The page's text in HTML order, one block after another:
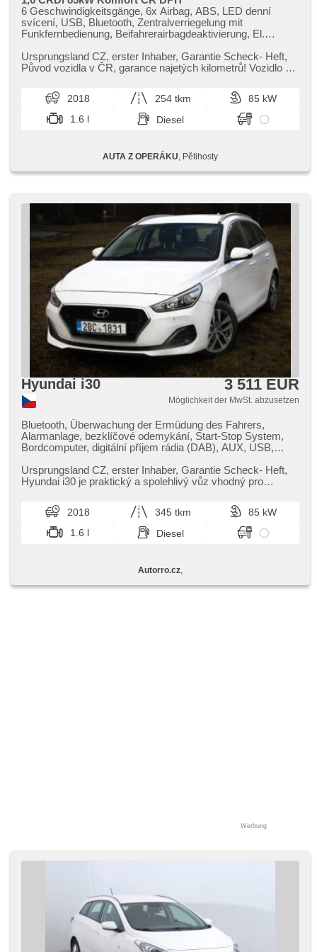
6 Geschwindigkeitsgänge, 6x Airbag, ABS, LED denní
svícení, USB, Bluetooth, Zentralverriegelung mit
Funkfernbedienung, Beifahrerairbagdeaktivierung, El.
Spur, isofix, Klimaanlage, Alufelgen, Handgetriebe,
Nebelscheinwerfer, Multifunktionslenkrad, Lenkrad
senzory zadní, Servolenkung, Antriebsschlupfregelung
(ASR), Reifendrucksensor, Elektronisches
Stabilitätsprogramm (ESP), Dachträger, Tempomat,
Außenthermometer, Ausziehbare Kopflehnen,
Ursprungsland CZ,​ erster Inhaber,​ Garantie Scheck​- Heft,​
Původ vozidla v ČR,​ garance najetých kilometrů! Vozidlo po
2018 254 tkm
85 kW
1.6 l
Diesel
AUTA Z OPERÁKU , Pětihosty
Hyundai i30 3 511 EUR
Möglichkeit der MwSt. abzusetzen
Bluetooth, Überwachung der Ermüdung des Fahrers,
Alarmanlage, bezklíčové odemykání, Start-Stop System,
Bordcomputer, digitální příjem rádia (DAB), AUX, USB,
Multifunktionslenkrad, beheizte Lenkrad, Lenkrad einstellbar,
Klimaablage, zadní loketní opěrka, höheneinstellbare Sitze,
Heckscheibenwischer, täglich Leuchten, automatické
přepínání dálkových světel, Nebelscheinwerfer, Alufelgen,
El. Spiegel, beheizte Spiegel, Lichtsensor, El.
Vorderscheiben, El. Seitenscheiben, Zentralverriegelung,
Funkfernbedienung, Teilbare Rücksitzbank, Tempomat,
parkovací senzory zadní, plnohodnotné rezervní kolo,
Ursprungsland CZ,​ erster Inhaber,​ Garantie Scheck​- Heft,​
Hyundai i30 je praktický a spolehlivý vůz vhodný pro
2018 345 tkm
85 kW
1.6 l
Diesel
Autorro.cz
Werbung